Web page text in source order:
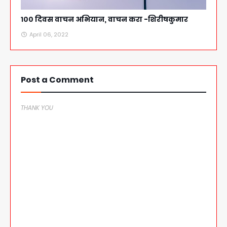
१०० दिवस वाचन अभियान, वाचन करा -शिरीषकुमार
April 06, 2022
Post a Comment
THANK YOU